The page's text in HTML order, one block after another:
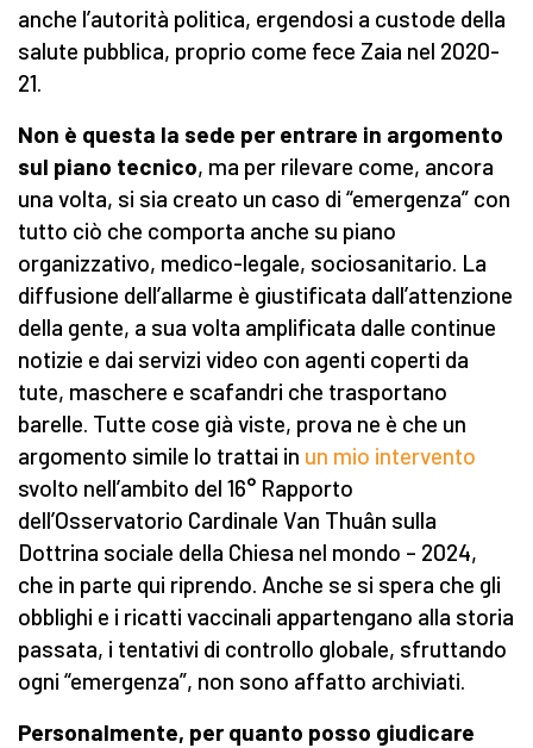
anche l’autorità politica, ergendosi a custode della
salute pubblica, proprio come fece Zaia nel 2020-
21.
Non è questa la sede per entrare in argomento
sul piano tecnico, ma per rilevare come, ancora
una volta, si sia creato un caso di “emergenza” con
tutto ciò che comporta anche su piano
organizzativo, medico-legale, sociosanitario. La
diffusione dell’allarme è giustificata dall’attenzione
della gente, a sua volta amplificata dalle continue
notizie e dai servizi video con agenti coperti da
tute, maschere e scafandri che trasportano
barelle. Tutte cose già viste, prova ne è che un
argomento simile lo trattai in un mio intervento
svolto nell’ambito del 16° Rapporto
dell’Osservatorio Cardinale Van Thuân sulla
Dottrina sociale della Chiesa nel mondo – 2024,
che in parte qui riprendo. Anche se si spera che gli
obblighi e i ricatti vaccinali appartengano alla storia
passata, i tentativi di controllo globale, sfruttando
ogni “emergenza”, non sono affatto archiviati.
Personalmente, per quanto posso giudicare